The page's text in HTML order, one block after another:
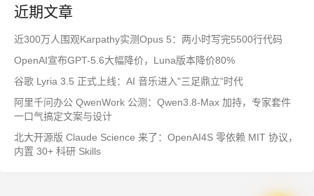
近期文章
近300万人围观Karpathy实测Opus 5：两小时写完5500行代码
OpenAI宣布GPT-5.6大幅降价，Luna版本降价80%
谷歌 Lyria 3.5 正式上线：AI 音乐进入"三足鼎立"时代
阿里千问办公 QwenWork 公测：Qwen3.8-Max 加持，专家套件
一口气搞定文案与设计
北大开源版 Claude Science 来了：OpenAI4S 零依赖 MIT 协议，
内置 30+ 科研 Skills